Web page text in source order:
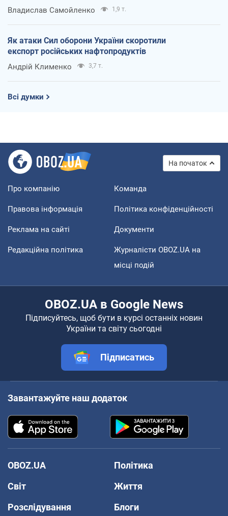
Владислав Самойленко 1,9 т.
Як атаки Сил оборони України скоротили
експорт російських нафтопродуктів
Андрій Клименко 3,7 т.
Всі думки
На початок
Про компанію Команда
Правова інформація Політика конфіденційності
Реклама на сайті Документи
Редакційна політика
Журналісти OBOZ.UA на
місці подій
OBOZ.UA в Google News
Підписуйтесь, щоб бути в курсі останніх новин
України та світу сьогодні
Підписатись
Завантажуйте наш додаток
OBOZ.UA
Політика
Світ
Життя
Розслідування
Блоги